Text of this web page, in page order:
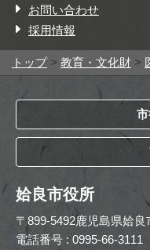
お問い合わせ
採用情報
トップ> 教育・文化財 >
姶良市役所
〒899-5492鹿児島県姶
電話番号 : 0995-66-3111